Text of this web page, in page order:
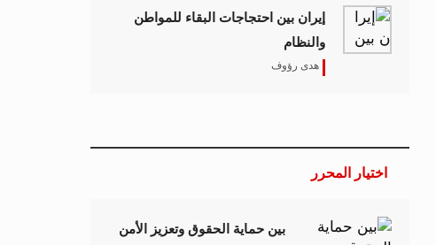
إيران بين احتجاجات البقاء للمواطن
والنظام
هدى رؤوف
اختيار المحرر
بين حماية الحقوق وتعزيز الأمن